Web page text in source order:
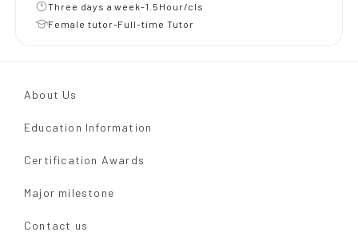
Three days a week-1.5Hour/cls
Female tutor-Full-time Tutor
About Us
Education Information
Certification Awards
Major milestone
Contact us